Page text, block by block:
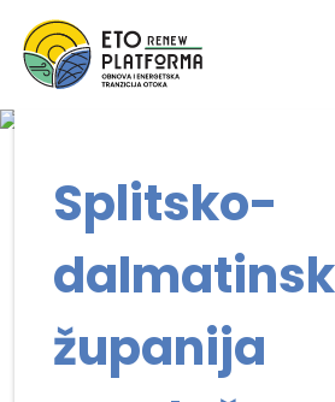
Splitsko-
županija